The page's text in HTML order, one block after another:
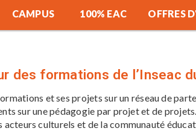
CAMPUS 100% EAC OFFRES
des formations de l’Inseac
et ses projets sur un réseau de
sur une pédagogie par projet et de
culturels et de la communauté